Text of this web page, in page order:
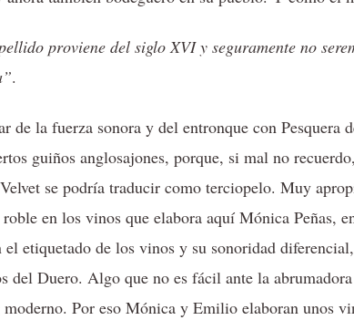
proviene del siglo XVI y seguramente no
.
de la fuerza sonora y del entronque con Pesquera
guiños anglosajones, porque, si mal no
se podría traducir como terciopelo. Muy
en los vinos que elabora aquí Mónica Peñas,
el etiquetado de los vinos y su sonoridad
del Duero. Algo que no es fácil ante la
Por eso Mónica y Emilio elaboran unos